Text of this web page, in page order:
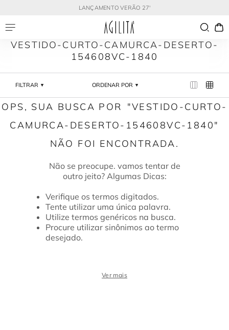
LANÇAMENTO VERÃO 27'
VESTIDO-CURTO-CAMURCA-DESERTO-
154608VC-1840
FILTRAR ORDENAR POR
VESTIDO-CURTO-
CAMURCA-DESERTO-154608VC-1840
Verifique os termos digitados.
Tente utilizar uma única palavra.
Utilize termos genéricos na busca.
Procure utilizar sinônimos ao termo
desejado.
Ver mais